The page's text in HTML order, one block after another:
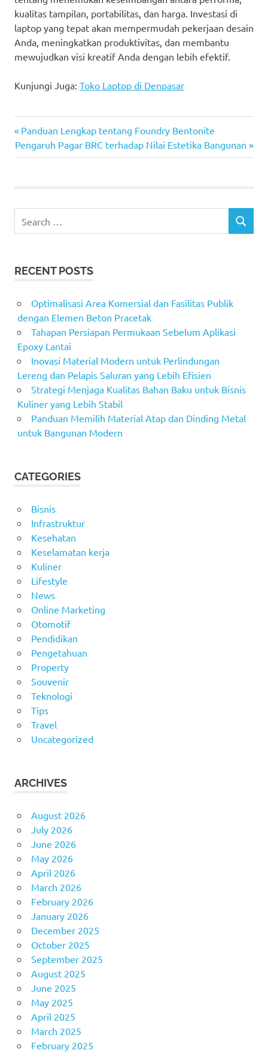
kualitas tampilan, portabilitas, dan harga. Investasi di
laptop yang tepat akan mempermudah pekerjaan desain
Anda, meningkatkan produktivitas, dan membantu
mewujudkan visi kreatif Anda dengan lebih efektif.
Kunjungi Juga: Toko Laptop di Denpasar
Post
navigation
Previous
Post:
Panduan Lengkap tentang Foundry Bentonite
Next
Post:
Pengaruh Pagar BRC terhadap Nilai Estetika Bangunan
for:
SEARCH
RECENT POSTS
Optimalisasi Area Komersial dan Fasilitas Publik
dengan Elemen Beton Pracetak
Tahapan Persiapan Permukaan Sebelum Aplikasi
Epoxy Lantai
Inovasi Material Modern untuk Perlindungan
Lereng dan Pelapis Saluran yang Lebih Efisien
Strategi Menjaga Kualitas Bahan Baku untuk Bisnis
Kuliner yang Lebih Stabil
Panduan Memilih Material Atap dan Dinding Metal
untuk Bangunan Modern
CATEGORIES
Bisnis
Infrastruktur
Kesehatan
Keselamatan kerja
Kuliner
Lifestyle
News
Online Marketing
Otomotif
Pendidikan
Pengetahuan
Property
Souvenir
Teknologi
Tips
Travel
Uncategorized
ARCHIVES
August 2026
July 2026
June 2026
May 2026
April 2026
March 2026
February 2026
January 2026
December 2025
October 2025
September 2025
August 2025
June 2025
May 2025
April 2025
March 2025
February 2025